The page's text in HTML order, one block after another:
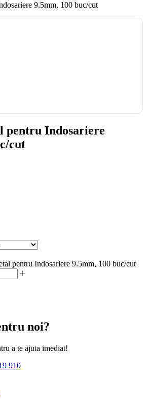
9.5mm, 100 buc/cut
pentru Indosariere
cut
pentru Indosariere 9.5mm, 100 buc/cut
noi?
a te ajuta imediat!
910